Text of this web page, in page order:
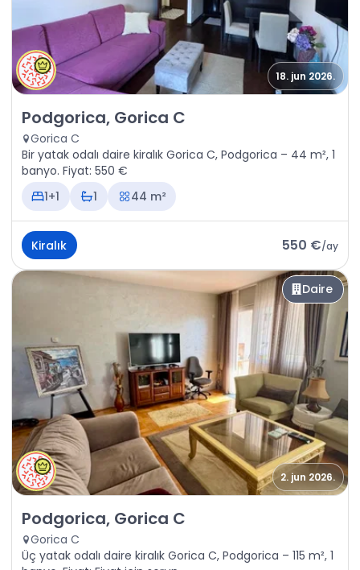
18. jun 2026.
Kiralık - Daire Podgorica, Gorica C
Podgorica, Gorica C
Gorica C
Bir yatak odalı daire kiralık Gorica C, Podgorica – 44 m², 1
banyo. Fiyat: 550 €
1+1
1 44 m²
Kiralık 550 €/ay
Daire
2. jun 2026.
Kiralık - Daire Podgorica, Gorica C
Podgorica, Gorica C
Gorica C
Üç yatak odalı daire kiralık Gorica C, Podgorica – 115 m², 1